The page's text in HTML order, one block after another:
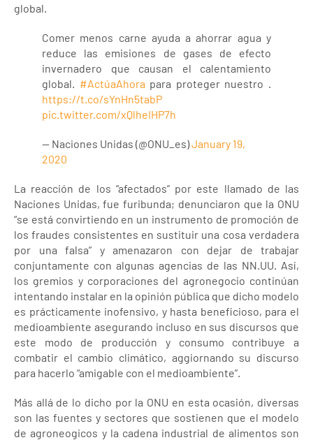
global.
Comer menos carne ayuda a ahorrar agua y
reduce las emisiones de gases de efecto
invernadero que causan el calentamiento
global. #ActúaAhorapara proteger nuestro .
https://t.co/sYnHn5tabP
pic.twitter.com/xQlheIHP7h
— Naciones Unidas (@ONU_es)January 19,
2020
La reacción de los “afectados” por este llamado de las
Naciones Unidas, fue furibunda; denunciaron que la ONU
“se está convirtiendo en un instrumento de promoción de
los fraudes consistentes en sustituir una cosa verdadera
por una falsa” y amenazaron con dejar de trabajar
conjuntamente con algunas agencias de las NN.UU. Así,
los gremios y corporaciones del agronegocio continúan
intentando instalar en la opinión pública que dicho modelo
es prácticamente inofensivo, y hasta beneficioso, para el
medioambiente asegurando incluso en sus discursos que
este modo de producción y consumo contribuye a
combatir el cambio climático, aggiornando su discurso
para hacerlo “amigable con el medioambiente”.
Más allá de lo dicho por la ONU en esta ocasión, diversas
son las fuentes y sectores que sostienen que el modelo
de agroneogicos y la cadena industrial de alimentos son